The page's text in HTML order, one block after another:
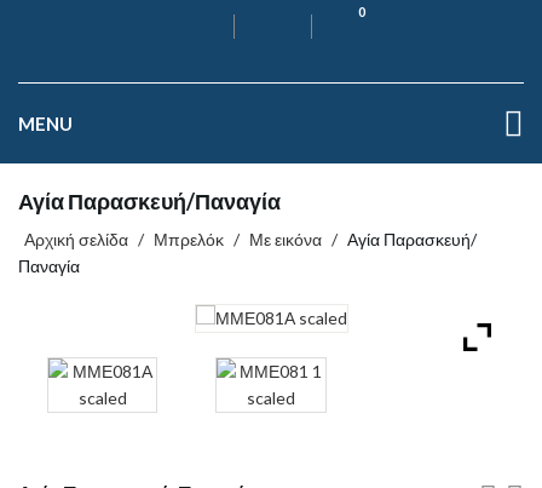
0
MENU
Αγία Παρασκευή/Παναγία
Αρχική σελίδα / Μπρελόκ / Με εικόνα / Αγία Παρασκευή/
Παναγία